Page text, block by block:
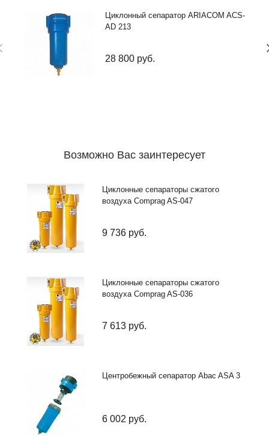
Циклонный сепаратор ARIACOM ACS-
AD 213
28 800 руб.
Возможно Вас заинтересует
Циклонные сепараторы сжатого
воздуха Comprag AS-047
9 736 руб.
Циклонные сепараторы сжатого
воздуха Comprag AS-036
7 613 руб.
Центробежный сепаратор Abac ASA 3
6 002 руб.